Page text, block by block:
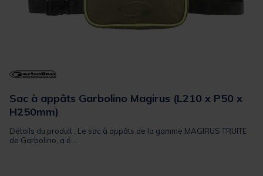
Sac à appâts Garbolino Magirus (L210 x P50 x
H250mm)
Détails du produit : Le sac à appâts de la gamme MAGIRUS TRUITE
de Garbolino, a é...